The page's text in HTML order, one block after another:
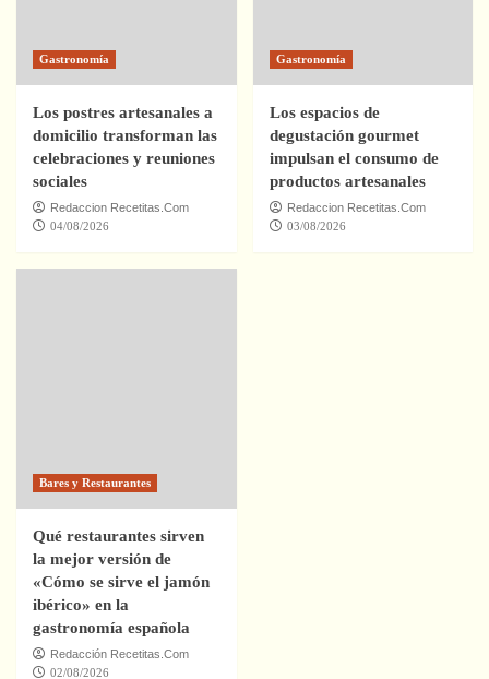
Gastronomía
Los postres artesanales a
domicilio transforman las
celebraciones y reuniones
sociales
Redaccion Recetitas.Com
04/08/2026
Gastronomía
Los espacios de
degustación gourmet
impulsan el consumo de
productos artesanales
Redaccion Recetitas.Com
03/08/2026
Bares y Restaurantes
Qué restaurantes sirven
la mejor versión de
«Cómo se sirve el jamón
ibérico» en la
gastronomía española
Redacción Recetitas.Com
02/08/2026